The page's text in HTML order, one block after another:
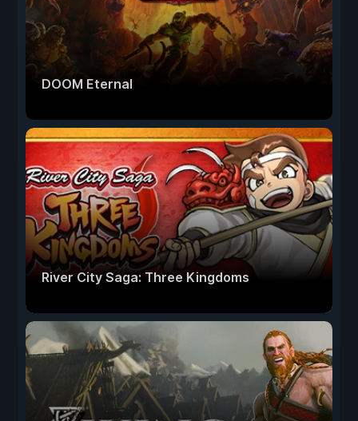
DOOM Eternal
River City Saga: Three Kingdoms